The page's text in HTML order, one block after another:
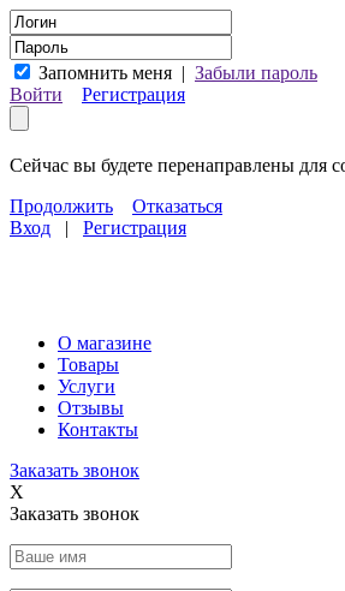
Запомнить меня | Забыли пароль
Войти
Регистрация
Сейчас вы будете перенаправлены для
Продолжить
Отказаться
Вход | Регистрация
О магазине
Товары
Услуги
Отзывы
Контакты
Заказать звонок
X
Заказать звонок